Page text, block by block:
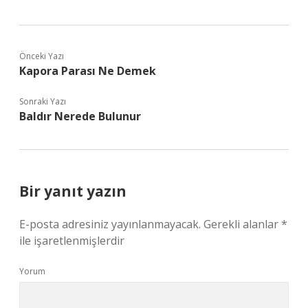
Önceki Yazı
Kapora Parası Ne Demek
Sonraki Yazı
Baldır Nerede Bulunur
Bir yanıt yazın
E-posta adresiniz yayınlanmayacak. Gerekli alanlar*
ile işaretlenmişlerdir
Yorum